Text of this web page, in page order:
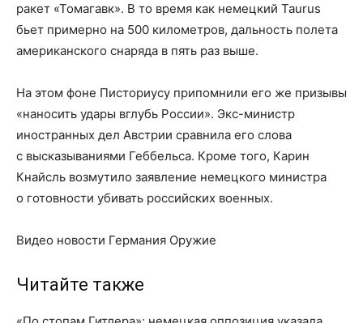
ракет «Томагавк». В то время как немецкий Taurus
бьет примерно на 500 километров, дальность полета
американского снаряда в пять раз выше.
На этом фоне Писториусу припомнили его же призывы
«наносить удары вглубь России». Экс-министр
иностранных дел Австрии сравнила его слова
с высказываниями Геббельса. Кроме того, Карин
Кнайсль возмутило заявление немецкого министра
о готовности убивать российских военных.
Видео новости Германия Оружие
Читайте также